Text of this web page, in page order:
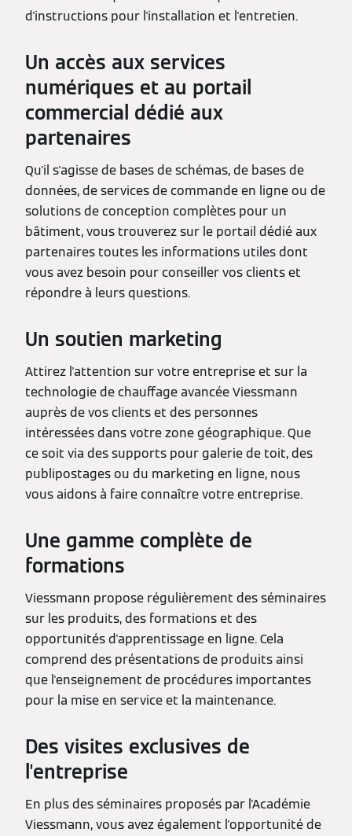
d'instructions pour l'installation et l'entretien.
Un accès aux services
numériques et au portail
commercial dédié aux
partenaires
Qu'il s'agisse de bases de schémas, de bases de
données, de services de commande en ligne ou de
solutions de conception complètes pour un
bâtiment, vous trouverez sur le portail dédié aux
partenaires toutes les informations utiles dont
vous avez besoin pour conseiller vos clients et
répondre à leurs questions.
Un soutien marketing
Attirez l'attention sur votre entreprise et sur la
technologie de chauffage avancée Viessmann
auprès de vos clients et des personnes
intéressées dans votre zone géographique. Que
ce soit via des supports pour galerie de toit, des
publipostages ou du marketing en ligne, nous
vous aidons à faire connaître votre entreprise.
Une gamme complète de
formations
Viessmann propose régulièrement des séminaires
sur les produits, des formations et des
opportunités d'apprentissage en ligne. Cela
comprend des présentations de produits ainsi
que l'enseignement de procédures importantes
pour la mise en service et la maintenance.
Des visites exclusives de
l'entreprise
En plus des séminaires proposés par l'Académie
Viessmann, vous avez également l'opportunité de